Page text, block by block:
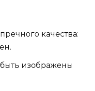
качества:
изображены